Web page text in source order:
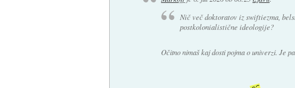
Nič več doktoratov iz swiftiezma,
postkolonialistične ideologije?
Očitno nimaš kaj dosti pojma o univerzi. Je